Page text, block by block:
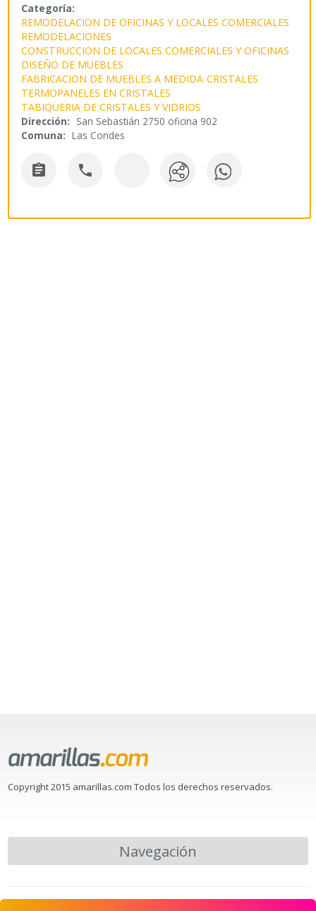
Categoría:
REMODELACION DE OFICINAS Y LOCALES COMERCIALES
REMODELACIONES
CONSTRUCCION DE LOCALES COMERCIALES Y OFICINAS
DISEÑO DE MUEBLES
FABRICACION DE MUEBLES A MEDIDA CRISTALES
TERMOPANELES EN CRISTALES
TABIQUERIA DE CRISTALES Y VIDRIOS
Dirección: San Sebastián 2750 oficina 902
Comuna: Las Condes
 
Copyright 2015 amarillas.com Todos los derechos reservados.
Navegación